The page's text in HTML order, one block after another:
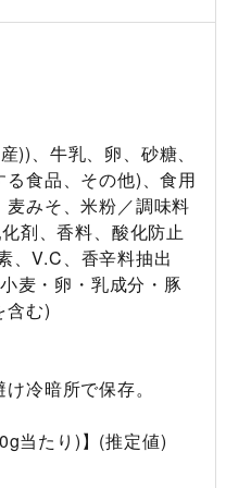
))、牛乳、卵、砂糖、
食品、その他)、食用
みそ、米粉／調味料
剤、香料、酸化防止
、V.C、香辛料抽出
麦・卵・乳成分・豚
含む)
冷暗所で保存。
当たり)】(推定値)